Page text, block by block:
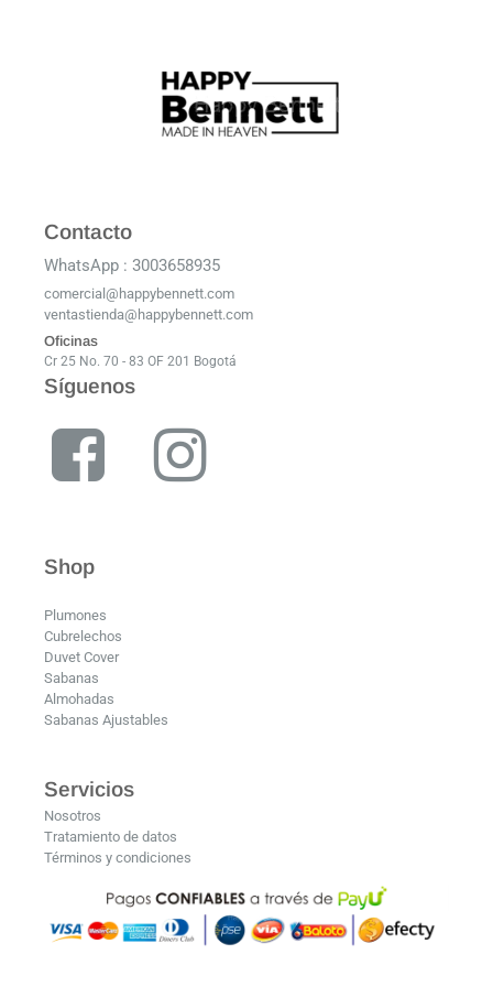
Contacto
WhatsApp : 3003658935
comercial@happybennett.com
ventastienda@happybennett.com
Oficinas
Cr 25 No. 70 - 83 OF 201 Bogotá
Síguenos
Shop
Plumones
Cubrelechos
Duvet Cover
Sabanas
Almohadas
Sabanas Ajustables
Servicios
Nosotros
Tratamiento de datos
Términos y condiciones